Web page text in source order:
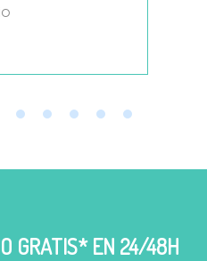
GRATIS* EN 24/48H